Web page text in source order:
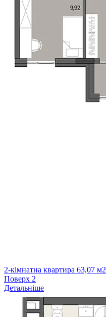
2-кімнатна квартира 63,07 м2
Поверх 2
Детальніше